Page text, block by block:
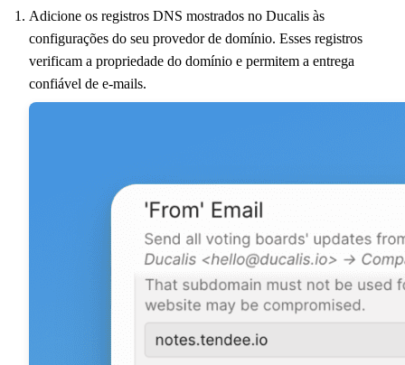
Adicione os registros DNS mostrados no Ducalis às
configurações do seu provedor de domínio. Esses registros
verificam a propriedade do domínio e permitem a entrega
confiável de e-mails.